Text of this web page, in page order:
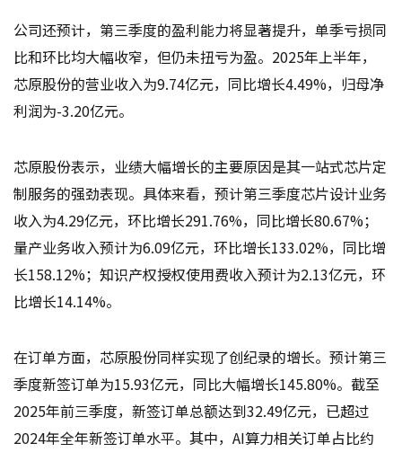
公司还预计，第三季度的盈利能力将显著提升，单季亏损同
比和环比均大幅收窄，但仍未扭亏为盈。2025年上半年，
芯原股份的营业收入为9.74亿元，同比增长4.49%，归母净
利润为-3.20亿元。
芯原股份表示，业绩大幅增长的主要原因是其一站式芯片定
制服务的强劲表现。具体来看，预计第三季度芯片设计业务
收入为4.29亿元，环比增长291.76%，同比增长80.67%；
量产业务收入预计为6.09亿元，环比增长133.02%，同比增
长158.12%；知识产权授权使用费收入预计为2.13亿元，环
比增长14.14%。
在订单方面，芯原股份同样实现了创纪录的增长。预计第三
季度新签订单为15.93亿元，同比大幅增长145.80%。截至
2025年前三季度，新签订单总额达到32.49亿元，已超过
2024年全年新签订单水平。其中，AI算力相关订单占比约